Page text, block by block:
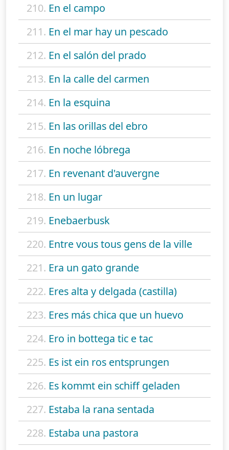
210. En el campo
211. En el mar hay un pescado
212. En el salón del prado
213. En la calle del carmen
214. En la esquina
215. En las orillas del ebro
216. En noche lóbrega
217. En revenant d'auvergne
218. En un lugar
219. Enebaerbusk
220. Entre vous tous gens de la ville
221. Era un gato grande
222. Eres alta y delgada (castilla)
223. Eres más chica que un huevo
224. Ero in bottega tic e tac
225. Es ist ein ros entsprungen
226. Es kommt ein schiff geladen
227. Estaba la rana sentada
228. Estaba una pastora